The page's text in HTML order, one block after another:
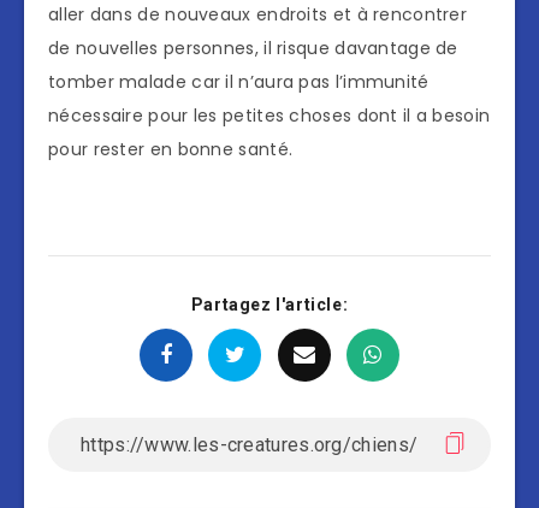
aller dans de nouveaux endroits et à rencontrer
de nouvelles personnes, il risque davantage de
tomber malade car il n’aura pas l’immunité
nécessaire pour les petites choses dont il a besoin
pour rester en bonne santé.
Partagez l'article: